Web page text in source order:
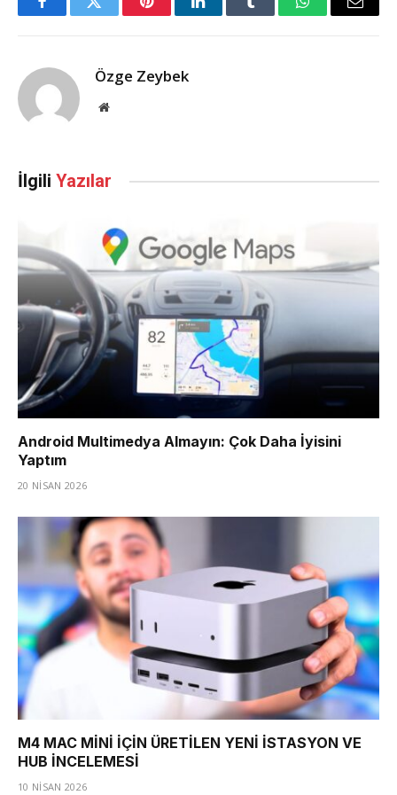
FacebookTwitter PinterestLinkedInTumblr WhatsAppEmail
Özge Zeybek
Web
İlgili Yazılar
Android Multimedya Almayın: Çok Daha İyisini
Yaptım
20 NISAN 2026
M4 MAC MİNİ İÇİN ÜRETİLEN YENİ İSTASYON VE
HUB İNCELEMESİ
10 NISAN 2026